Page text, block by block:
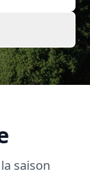
saison